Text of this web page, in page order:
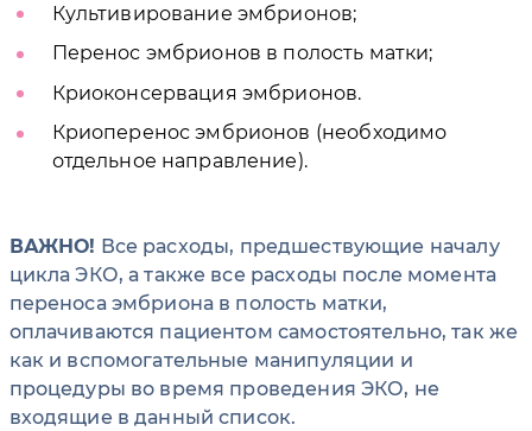
Культивирование эмбрионов;
Перенос эмбрионов в полость матки;
Криоконсервация эмбрионов.
Криоперенос эмбрионов (необходимо
отдельное направление).
ВАЖНО! Все расходы, предшествующие началу
цикла ЭКО, а также все расходы после момента
переноса эмбриона в полость матки,
оплачиваются пациентом самостоятельно, так же
как и вспомогательные манипуляции и
процедуры во время проведения ЭКО, не
входящие в данный список.